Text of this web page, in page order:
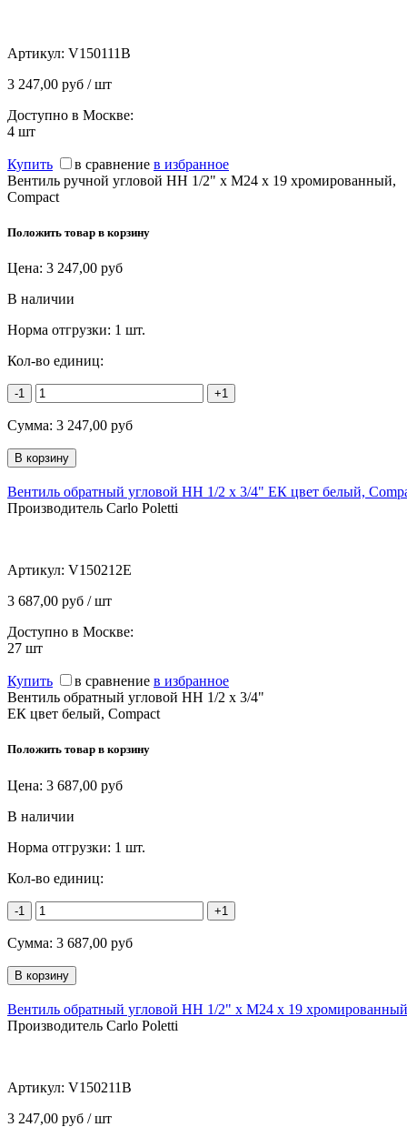
Артикул: V150111B
3 247,00 руб / шт
Доступно в Москве:
4 шт
Купить в сравнение в избранное
Вентиль ручной угловой НН 1/2" х М24 х 19 хромированный,
Compact
Положить товар в корзину
Цена: 3 247,00 руб
В наличии
Норма отгрузки: 1 шт.
Кол-во единиц:
-1 +1
Сумма: 3 247,00 руб
Вентиль обратный угловой НН 1/2 х 3/4" ЕК цвет белый,
Производитель Carlo Poletti
Артикул: V150212E
3 687,00 руб / шт
Доступно в Москве:
27 шт
Купить в сравнение в избранное
Вентиль обратный угловой НН 1/2 х 3/4"
ЕК цвет белый, Compact
Положить товар в корзину
Цена: 3 687,00 руб
В наличии
Норма отгрузки: 1 шт.
Кол-во единиц:
-1 +1
Сумма: 3 687,00 руб
Вентиль обратный угловой НН 1/2" х М24 х 19
Производитель Carlo Poletti
Артикул: V150211B
3 247,00 руб / шт